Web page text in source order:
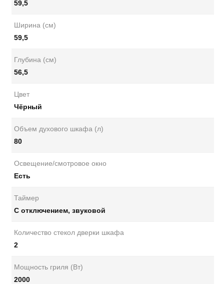
59,5
Ширина (см)
59,5
Глубина (см)
56,5
Цвет
Чёрный
Объем духового шкафа (л)
80
Освещение/смотровое окно
Есть
Таймер
С отключением, звуковой
Количество стекол дверки шкафа
2
Мощность гриля (Вт)
2000